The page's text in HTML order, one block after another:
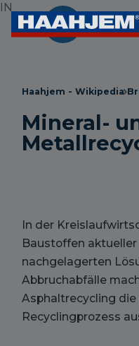
Haahjem - Wikipedia
Mineral-
In der
Baustoffen
nachgelagerten
Abbruchabfälle
Asphaltrecycling
Recyclingprozess
IN